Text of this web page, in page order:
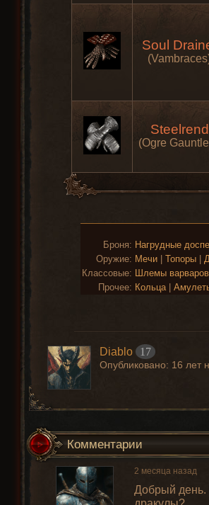
Soul
Steelrend
(Ogre
Броня: Нагрудные
Оружие: Мечи| Топоры|
Классовые: Шлемы варваров
Прочее: Кольца|
Diablo 17
Опубликовано: 16 лет
Комментарии
2 месяца назад
Добрый день.